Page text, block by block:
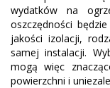
wydatków na
oszczędności
jakości izolacji,
samej instalacji.
mogą więc
powierzchni i